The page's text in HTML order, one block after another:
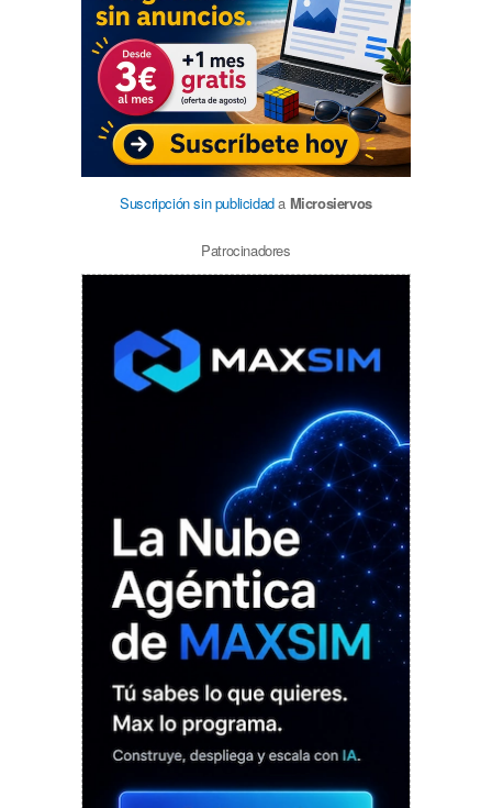
Suscripción sin publicidada Microsiervos
Patrocinadores